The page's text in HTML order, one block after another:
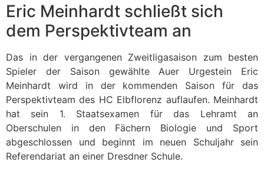
Eric Meinhardt schließt sich
dem Perspektivteam an
Das in der vergangenen Zweitligasaison zum besten
Spieler der Saison gewählte Auer Urgestein Eric
Meinhardt wird in der kommenden Saison für das
Perspektivteam des HC Elbflorenz auflaufen. Meinhardt
hat sein 1. Staatsexamen für das Lehramt an
Oberschulen in den Fächern Biologie und Sport
abgeschlossen und beginnt im neuen Schuljahr sein
Referendariat an einer Dresdner Schule.